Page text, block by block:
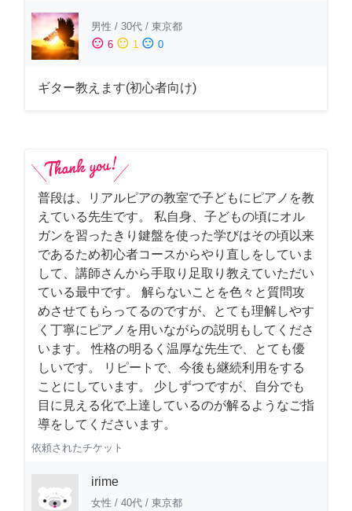
男性 / 30代 / 東京都
sentiment_satisfied 6 sentiment_neutral 1 sentiment_dissatisfied 0
ギター教えます(初心者向け)
普段は、リアルピアの教室で子どもにピアノを教
えている先生です。 私自身、子どもの頃にオル
ガンを習ったきり鍵盤を使った学びはその頃以来
であるため初心者コースからやり直しをしていま
して、講師さんから手取り足取り教えていただい
ている最中です。 解らないことを色々と質問攻
めさせてもらってるのですが、とても理解しやす
く丁寧にピアノを用いながらの説明もしてくださ
います。 性格の明るく温厚な先生で、とても優
しいです。 リピートで、今後も継続利用をする
ことにしています。 少しずつですが、自分でも
目に見える化で上達しているのが解るようなご指
導をしてくださいます。
依頼されたチケット
irime
女性 / 40代 / 東京都